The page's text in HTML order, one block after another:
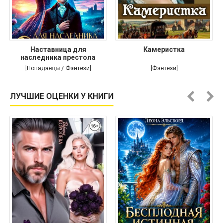
Наставница для
наследника престола
[Попаданцы / Фэнтези]
Камеристка
[Фэнтези]
ЛУЧШИЕ ОЦЕНКИ У КНИГИ